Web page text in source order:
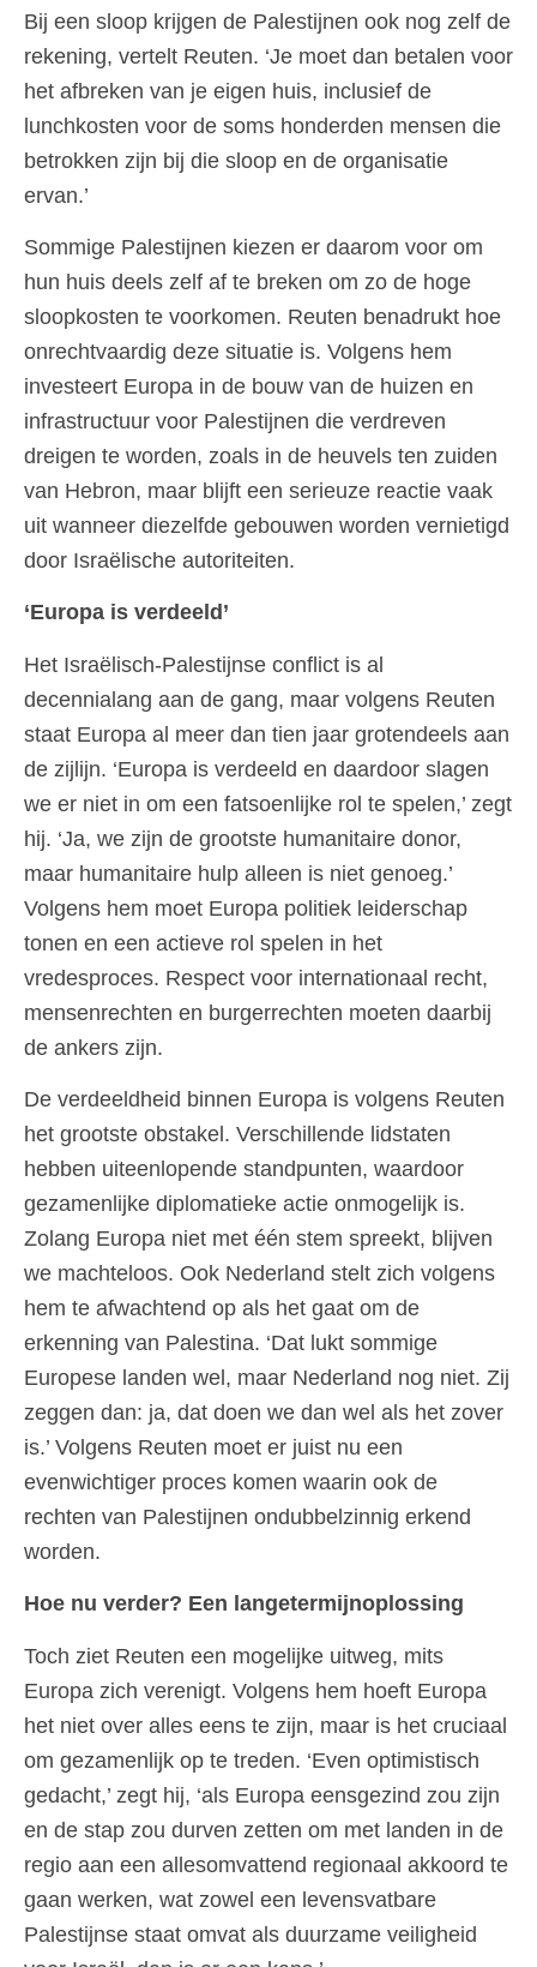
Bij een sloop krijgen de Palestijnen ook nog zelf de
rekening, vertelt Reuten. ‘Je moet dan betalen voor
het afbreken van je eigen huis, inclusief de
lunchkosten voor de soms honderden mensen die
betrokken zijn bij die sloop en de organisatie
ervan.’
Sommige Palestijnen kiezen er daarom voor om
hun huis deels zelf af te breken om zo de hoge
sloopkosten te voorkomen. Reuten benadrukt hoe
onrechtvaardig deze situatie is. Volgens hem
investeert Europa in de bouw van de huizen en
infrastructuur voor Palestijnen die verdreven
dreigen te worden, zoals in de heuvels ten zuiden
van Hebron, maar blijft een serieuze reactie vaak
uit wanneer diezelfde gebouwen worden vernietigd
door Israëlische autoriteiten.
‘Europa is verdeeld’
Het Israëlisch-Palestijnse conflict is al
decennialang aan de gang, maar volgens Reuten
staat Europa al meer dan tien jaar grotendeels aan
de zijlijn. ‘Europa is verdeeld en daardoor slagen
we er niet in om een fatsoenlijke rol te spelen,’ zegt
hij. ‘Ja, we zijn de grootste humanitaire donor,
maar humanitaire hulp alleen is niet genoeg.’
Volgens hem moet Europa politiek leiderschap
tonen en een actieve rol spelen in het
vredesproces. Respect voor internationaal recht,
mensenrechten en burgerrechten moeten daarbij
de ankers zijn.
De verdeeldheid binnen Europa is volgens Reuten
het grootste obstakel. Verschillende lidstaten
hebben uiteenlopende standpunten, waardoor
gezamenlijke diplomatieke actie onmogelijk is.
Zolang Europa niet met één stem spreekt, blijven
we machteloos. Ook Nederland stelt zich volgens
hem te afwachtend op als het gaat om de
erkenning van Palestina. ‘Dat lukt sommige
Europese landen wel, maar Nederland nog niet. Zij
zeggen dan: ja, dat doen we dan wel als het zover
is.’ Volgens Reuten moet er juist nu een
evenwichtiger proces komen waarin ook de
rechten van Palestijnen ondubbelzinnig erkend
worden.
Hoe nu verder? Een langetermijnoplossing
Toch ziet Reuten een mogelijke uitweg, mits
Europa zich verenigt. Volgens hem hoeft Europa
het niet over alles eens te zijn, maar is het cruciaal
om gezamenlijk op te treden. ‘Even optimistisch
gedacht,’ zegt hij, ‘als Europa eensgezind zou zijn
en de stap zou durven zetten om met landen in de
regio aan een allesomvattend regionaal akkoord te
gaan werken, wat zowel een levensvatbare
Palestijnse staat omvat als duurzame veiligheid